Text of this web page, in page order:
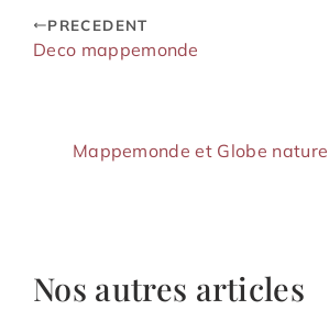
PRECEDENT
Deco mappemonde
Mappemonde et Globe
Nos autres articles